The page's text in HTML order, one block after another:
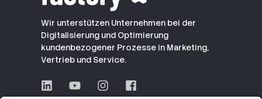
Wir unterstützen Unternehmen bei der
Digitalisierung und Optimierung
kundenbezogener Prozesse in Marketing,
Vertrieb und Service.